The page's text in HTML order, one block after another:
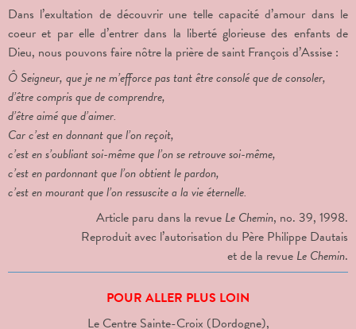
Dans l’exultation de découvrir une telle capacité d’amour dans le
coeur et par elle d’entrer dans la liberté glorieuse des enfants de
Dieu, nous pouvons faire nôtre la prière de saint François d’Assise :
Ô Seigneur, que je ne m’efforce pas tant être consolé que de consoler,
d’être compris que de comprendre,
d’être aimé que d’aimer.
Car c’est en donnant que l’on reçoit,
c’est en s’oubliant soi-même que l’on se retrouve soi-même,
c’est en pardonnant que l’on obtient le pardon,
c’est en mourant que l’on ressuscite a la vie éternelle.
Article paru dans la revue Le Chemin, no. 39, 1998.
Reproduit avec l’autorisation du Père Philippe Dautais
et de la revue Le Chemin.
POUR ALLER PLUS LOIN
Le Centre Sainte-Croix (Dordogne),